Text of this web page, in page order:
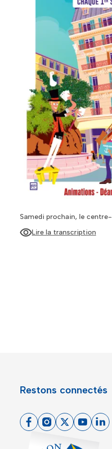
Samedi prochain, le
Lire la transcription
Restons connectés
FacebookInstagram
X Youtube